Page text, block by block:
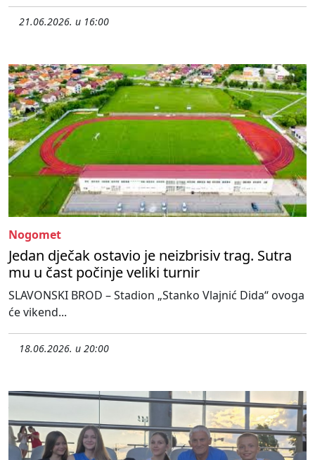
21.06.2026. u 16:00
Nogomet
Jedan dječak ostavio je neizbrisiv trag. Sutra
mu u čast počinje veliki turnir
SLAVONSKI BROD – Stadion „Stanko Vlajnić Dida“ ovoga
će vikend...
18.06.2026. u 20:00